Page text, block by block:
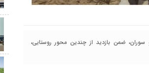
ضمن بازدید از چندین محور روستایی،